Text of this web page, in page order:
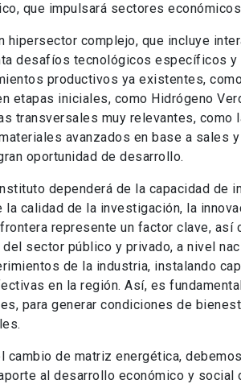
que impulsará sectores
hipersector complejo, que incluye
desafíos tecnológicos específicos
productivos ya existentes,
etapas iniciales, como Hidrógeno
transversales muy relevantes, como
avanzados en base a sales
oportunidad de desarrollo.
dependerá de la capacidad de
la calidad de la investigación, la
represente un factor clave, así
sector público y privado, a nivel
de la industria, instalando
en la región. Así, es
para generar condiciones de
cambio de matriz energética,
al desarrollo económico y social